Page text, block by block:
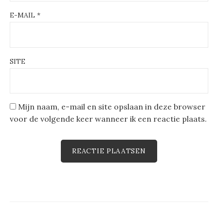
E-MAIL *
SITE
Mijn naam, e-mail en site opslaan in deze browser
voor de volgende keer wanneer ik een reactie plaats.